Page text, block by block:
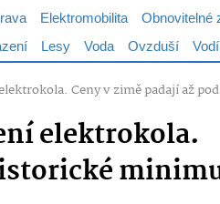
Elektromobilita Obnovitelné
Lesy Voda Ovzduší
Ceny v zimě padají až
elektrokola.